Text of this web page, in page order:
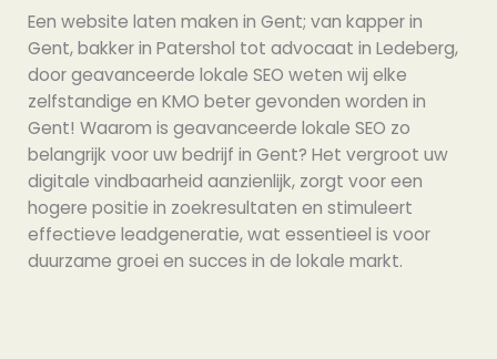
Een website laten maken in Gent; van kapper in
Gent, bakker in Patershol tot advocaat in Ledeberg,
door geavanceerde lokale SEO weten wij elke
zelfstandige en KMO beter gevonden worden in
Gent! Waarom is geavanceerde lokale SEO zo
belangrijk voor uw bedrijf in Gent? Het vergroot uw
digitale vindbaarheid aanzienlijk, zorgt voor een
hogere positie in zoekresultaten en stimuleert
effectieve leadgeneratie, wat essentieel is voor
duurzame groei en succes in de lokale markt.